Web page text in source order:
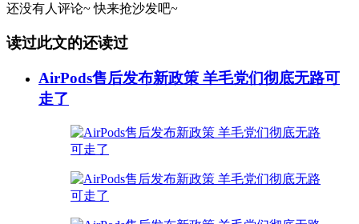
还没有人评论~ 快来抢沙发吧~
读过此文的还读过
AirPods售后发布新政策 羊毛党们彻底无路可
走了